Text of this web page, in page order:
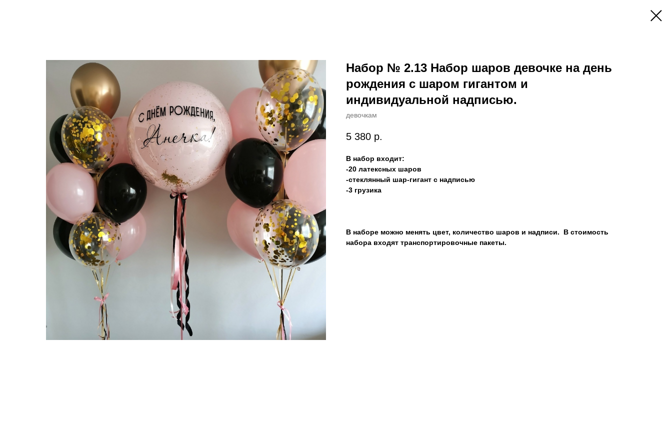
Набор № 2.13 Набор шаров девочке на день
рождения с шаром гигантом и
индивидуальной надписью.
девочкам
5 380 р.
В набор входит:
-20 латексных шаров
-стеклянный шар-гигант с надписью
-3 грузика
В наборе можно менять цвет, количество шаров и надписи. В стоимость
набора входят транспортировочные пакеты.